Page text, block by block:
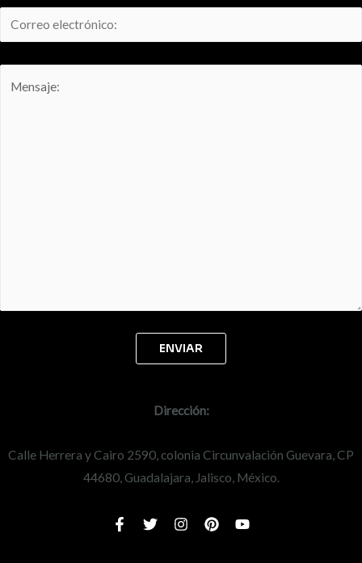
Dirección:
Calle Herrera y Cairo 2590, colonia Circunvalación Guevara, CP
44680, Guadalajara, Jalisco, México.